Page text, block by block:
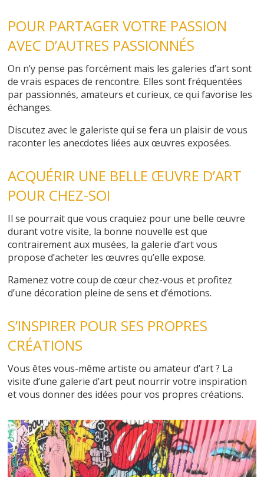
POUR PARTAGER VOTRE PASSION
AVEC D’AUTRES PASSIONNÉS
On n’y pense pas forcément mais les galeries d’art sont
de vrais espaces de rencontre. Elles sont fréquentées
par passionnés, amateurs et curieux, ce qui favorise les
échanges.
Discutez avec le galeriste qui se fera un plaisir de vous
raconter les anecdotes liées aux œuvres exposées.
ACQUÉRIR UNE BELLE ŒUVRE D’ART
POUR CHEZ-SOI
Il se pourrait que vous craquiez pour une belle œuvre
durant votre visite, la bonne nouvelle est que
contrairement aux musées, la galerie d’art vous
propose d’acheter les œuvres qu’elle expose.
Ramenez votre coup de cœur chez-vous et profitez
d’une décoration pleine de sens et d’émotions.
S’INSPIRER POUR SES PROPRES
CRÉATIONS
Vous êtes vous-même artiste ou amateur d’art ? La
visite d’une galerie d’art peut nourrir votre inspiration
et vous donner des idées pour vos propres créations.